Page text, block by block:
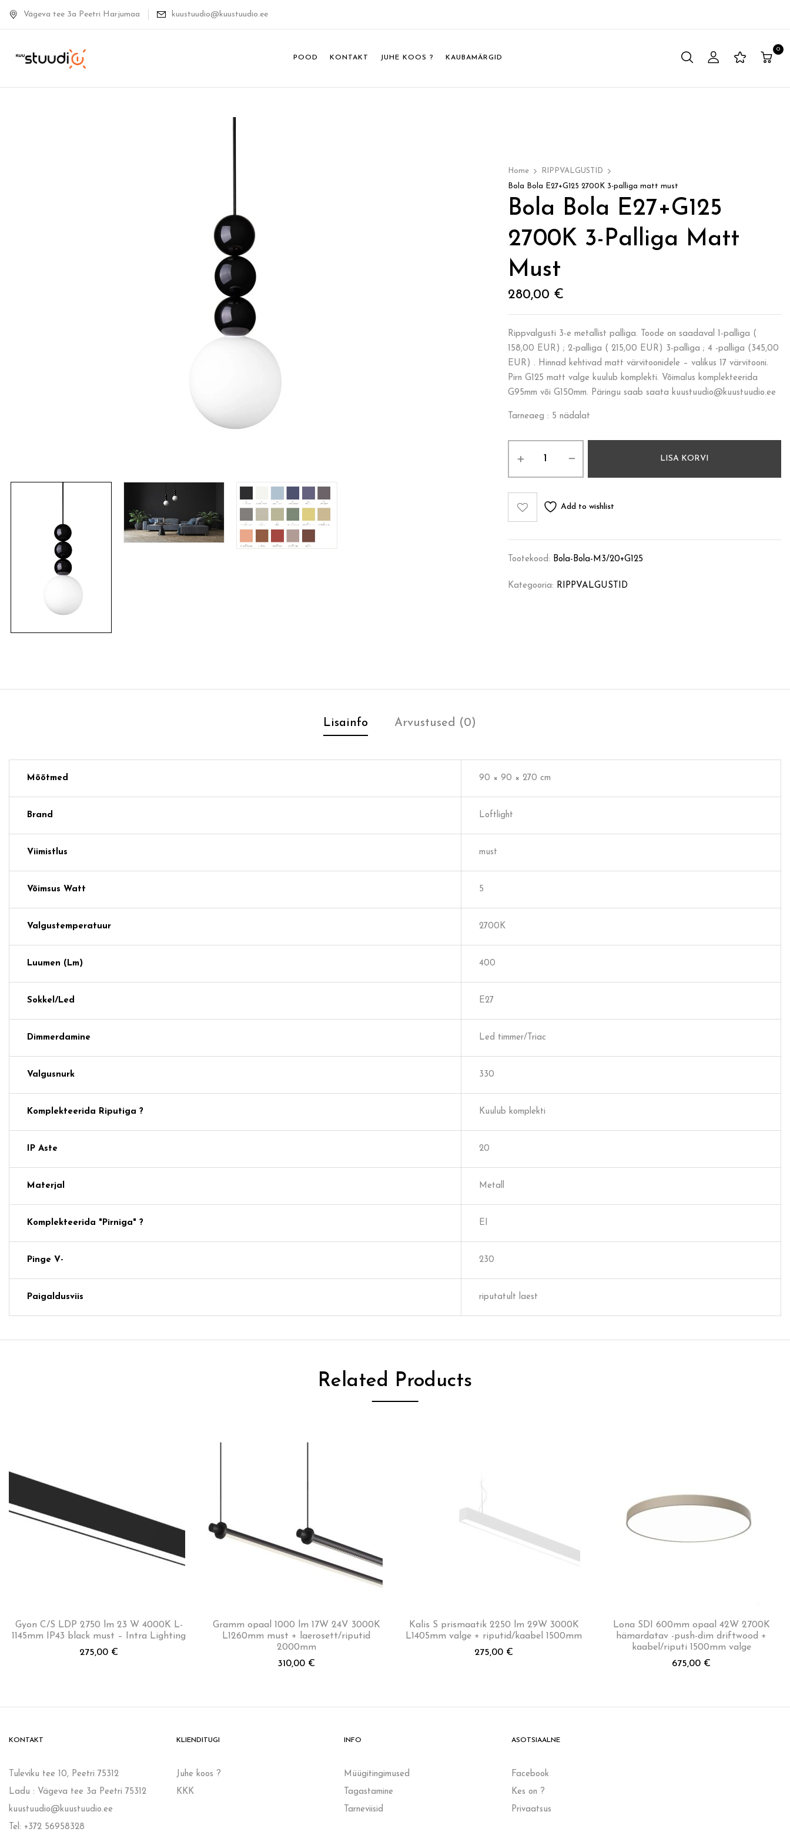
Vägeva tee 3a Peetri Harjumaa kuustuudio@kuustuudio.ee
POOD KONTAKT JUHE KOOS ? KAUBAMÄRGID
0
Home
RIPPVALGUSTID
Bola Bola E27+G125 2700K 3-palliga matt must
Bola Bola E27+G125
2700K 3-Palliga Matt
Must
280,00 €
Rippvalgusti 3-e metallist palliga. Toode on saadaval 1-palliga (
158,00 EUR) ; 2-palliga ( 215,00 EUR) 3-palliga ; 4 -palliga (345,00
EUR) . Hinnad kehtivad matt värvitoonidele – valikus 17 värvitooni.
Pirn G125 matt valge kuulub komplekti. Võimalus komplekteerida
G95mm või G150mm. Päringu saab saata kuustuudio@kuustuudio.ee
Tarneaeg : 5 nädalat
LISA KORVI
Add to wishlist
Tootekood: Bola-Bola-M3/20+G125
Kategooria: RIPPVALGUSTID
Lisainfo Arvustused (0)
Mõõtmed 90 × 90 × 270 cm
Brand Loftlight
Viimistlus must
Võimsus Watt 5
Valgustemperatuur 2700K
Luumen (lm) 400
Sokkel/Led E27
Dimmerdamine Led timmer/Triac
Valgusnurk 330
Komplekteerida Riputiga ? Kuulub komplekti
IP Aste 20
Materjal Metall
Komplekteerida "pirniga" ? EI
Pinge V- 230
Paigaldusviis riputatult laest
Related Products
Gyon C/S LDP 2750 lm 23 W 4000K L-
1145mm IP43 black must – Intra Lighting
275,00 €
Gramm opaal 1000 lm 17W 24V 3000K
L1260mm must + laerosett/riputid
2000mm
310,00 €
Kalis S prismaatik 2250 lm 29W 3000K
L1405mm valge + riputid/kaabel 1500mm
275,00 €
Lona SDI 600mm opaal 42W 2700K
hämardatav -push-dim driftwood +
kaabel/riputi 1500mm valge
675,00 €
KONTAKT
Tuleviku tee 10, Peetri 75312
Ladu : Vägeva tee 3a Peetri 75312
kuustuudio@kuustuudio.ee
Tel: +372 56958328
KLIENDITUGI
Juhe koos ?
KKK
INFO
Müügitingimused
Tagastamine
Tarneviisid
ASOTSIAALNE
Facebook
Kes on ?
Privaatsus